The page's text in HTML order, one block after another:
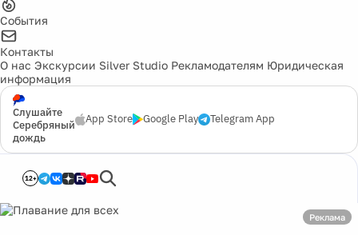
События
Контакты
О нас Экскурсии Silver Studio Рекламодателям Юридическая
информация
Слушайте
Серебряный
дождь
App Store Google Play Telegram App
12+
Реклама